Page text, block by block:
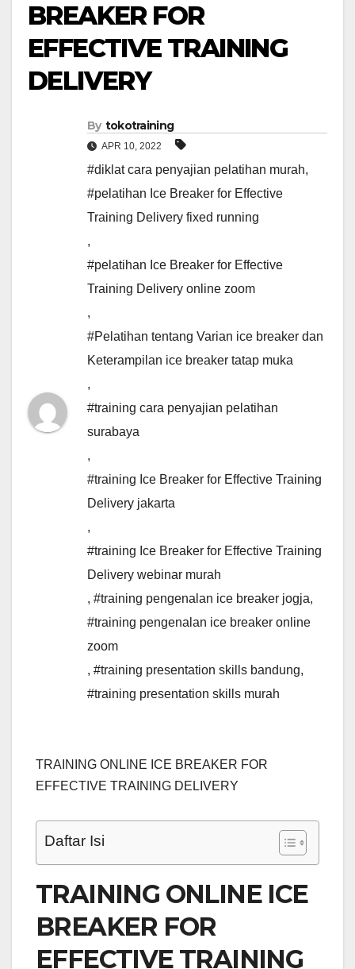
BREAKER FOR
EFFECTIVE TRAINING
DELIVERY
By tokotraining
APR 10, 2022
#diklat cara penyajian pelatihan murah,
#pelatihan Ice Breaker for Effective
Training Delivery fixed running
,
#pelatihan Ice Breaker for Effective
Training Delivery online zoom
,
#Pelatihan tentang Varian ice breaker dan
Keterampilan ice breaker tatap muka
,
#training cara penyajian pelatihan
surabaya
,
#training Ice Breaker for Effective Training
Delivery jakarta
,
#training Ice Breaker for Effective Training
Delivery webinar murah
, #training pengenalan ice breaker jogja,
#training pengenalan ice breaker online
zoom
, #training presentation skills bandung,
#training presentation skills murah
TRAINING ONLINE ICE BREAKER FOR
EFFECTIVE TRAINING DELIVERY
Daftar Isi
TRAINING ONLINE ICE
BREAKER FOR
EFFECTIVE TRAINING